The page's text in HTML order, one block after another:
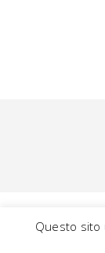
Questo sito